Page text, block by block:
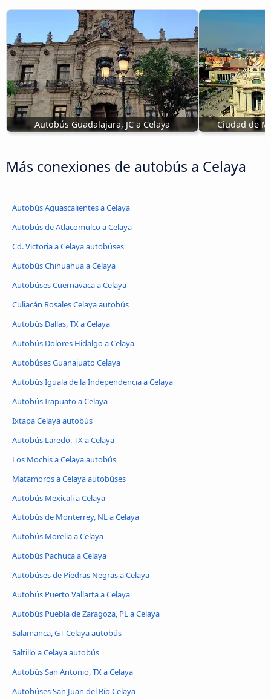
Autobús Guadalajara, JC a Celaya Ciudad de
Más conexiones de autobús a Celaya
Autobús Aguascalientes a Celaya
Autobús de Atlacomulco a Celaya
Cd. Victoria a Celaya autobúses
Autobús Chihuahua a Celaya
Autobúses Cuernavaca a Celaya
Culiacán Rosales Celaya autobús
Autobús Dallas, TX a Celaya
Autobús Dolores Hidalgo a Celaya
Autobúses Guanajuato Celaya
Autobús Iguala de la Independencia a Celaya
Autobús Irapuato a Celaya
Ixtapa Celaya autobús
Autobús Laredo, TX a Celaya
Los Mochis a Celaya autobús
Matamoros a Celaya autobúses
Autobús Mexicali a Celaya
Autobús de Monterrey, NL a Celaya
Autobús Morelia a Celaya
Autobús Pachuca a Celaya
Autobúses de Piedras Negras a Celaya
Autobús Puerto Vallarta a Celaya
Autobús Puebla de Zaragoza, PL a Celaya
Salamanca, GT Celaya autobús
Saltillo a Celaya autobús
Autobús San Antonio, TX a Celaya
Autobúses San Juan del Río Celaya